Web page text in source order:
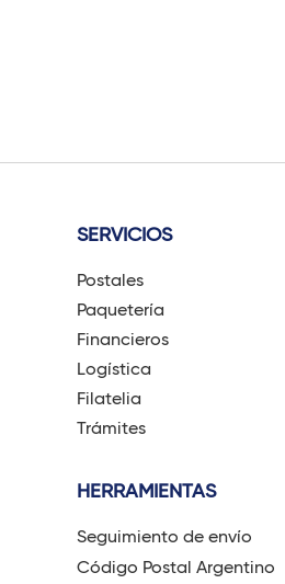
SERVICIOS
Postales
Paquetería
Financieros
Logística
Filatelia
Trámites
HERRAMIENTAS
Seguimiento de envío
Código Postal Argentino